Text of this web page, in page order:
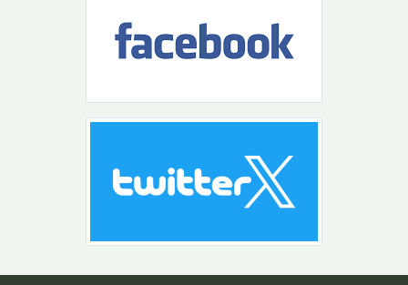
Návrat na začiatok stránky